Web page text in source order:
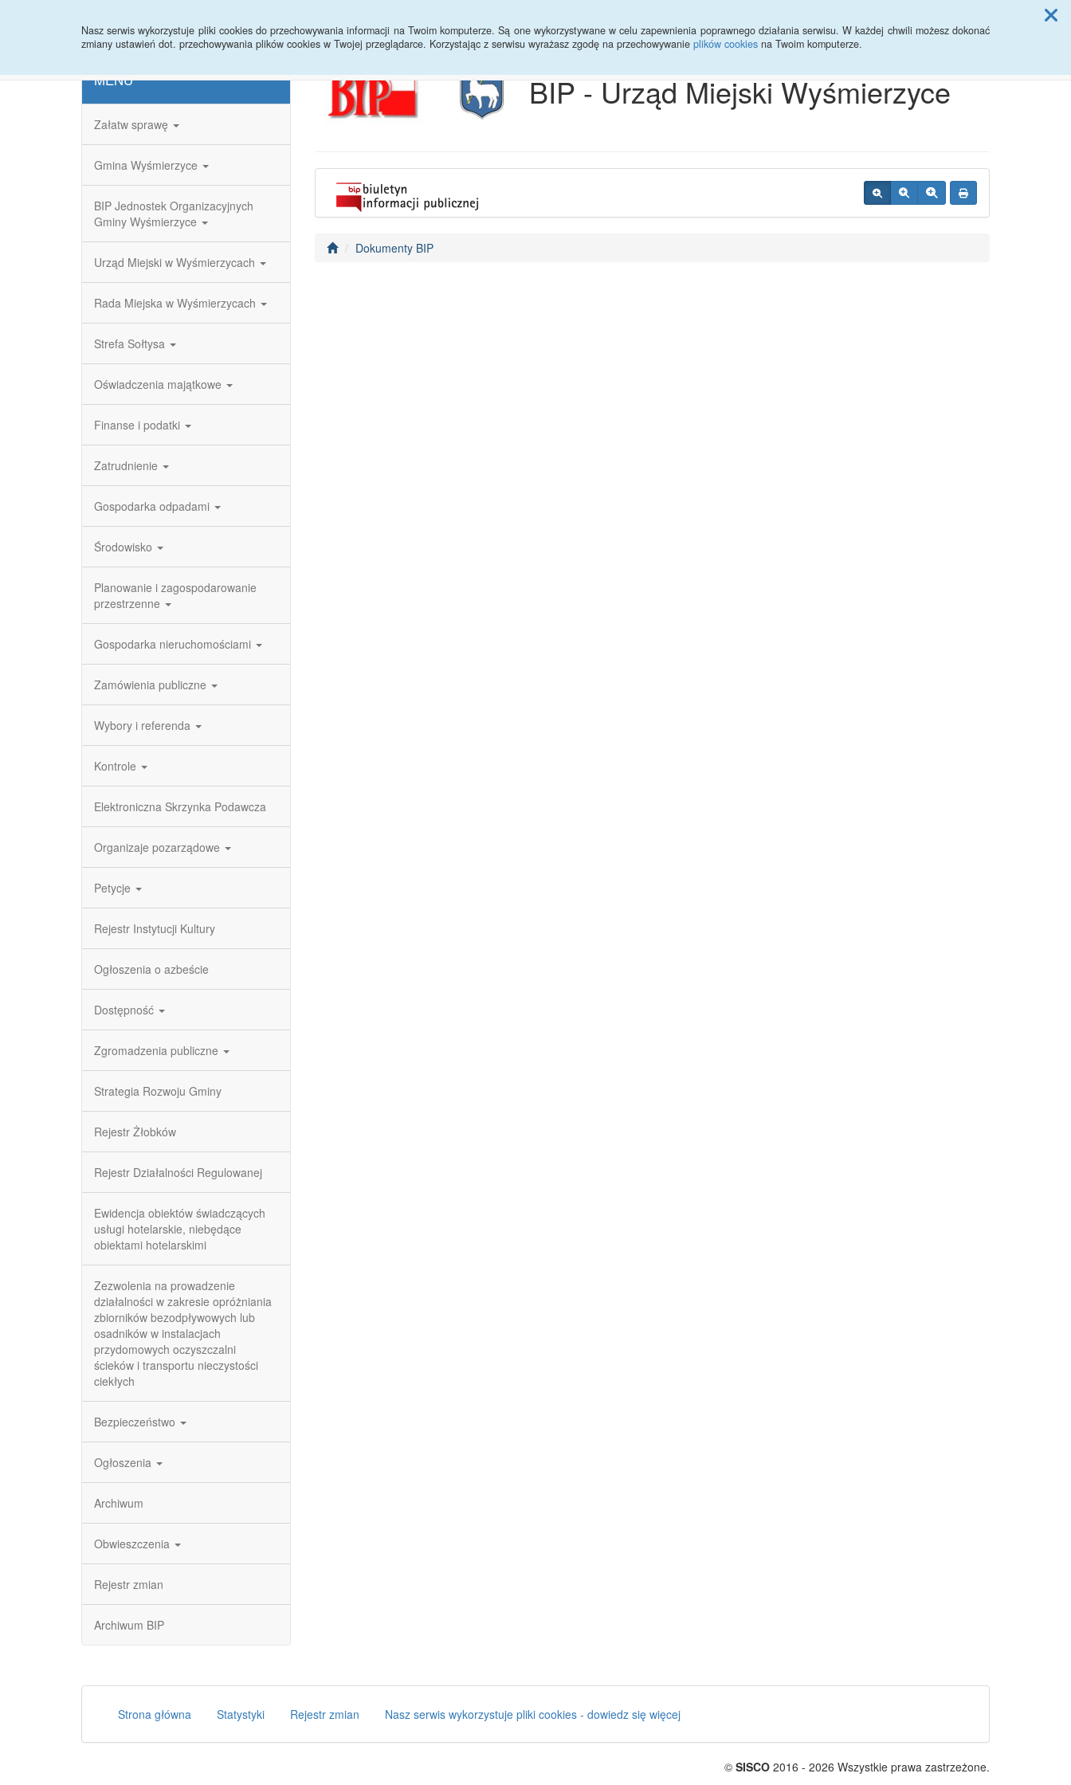
Nasz serwis wykorzystuje pliki cookies do przechowywania informacji na Twoim komputerze. Są one wykorzystywane w celu zapewnienia poprawnego działania serwisu. W każdej chwili możesz dokonać
zmiany ustawień dot. przechowywania plików cookies w Twojej przeglądarce. Korzystając z serwisu wyrażasz zgodę na przechowywanie plików cookies na Twoim komputerze.
Przycisk wyszukaj duży
MENU
Załatw sprawę
Gmina Wyśmierzyce
BIP Jednostek Organizacyjnych
Gminy Wyśmierzyce
Urząd Miejski w Wyśmierzycach
Rada Miejska w Wyśmierzycach
Strefa Sołtysa
Oświadczenia majątkowe
Finanse i podatki
Zatrudnienie
Gospodarka odpadami
Środowisko
Planowanie i zagospodarowanie
przestrzenne
Gospodarka nieruchomościami
Zamówienia publiczne
Wybory i referenda
Kontrole
Elektroniczna Skrzynka Podawcza
Organizaje pozarządowe
Petycje
Rejestr Instytucji Kultury
Ogłoszenia o azbeście
Dostępność
Zgromadzenia publiczne
Strategia Rozwoju Gminy
Rejestr Żłobków
Rejestr Działalności Regulowanej
Ewidencja obiektów świadczących
usługi hotelarskie, niebędące
obiektami hotelarskimi
Zezwolenia na prowadzenie
działalności w zakresie opróżniania
zbiorników bezodpływowych lub
osadników w instalacjach
przydomowych oczyszczalni
ścieków i transportu nieczystości
ciekłych
Bezpieczeństwo
Ogłoszenia
Archiwum
Obwieszczenia
Rejestr zmian
Archiwum BIP
BIP - Urząd Miejski Wyśmierzyce
Dokumenty BIP
Strona główna Statystyki Rejestr zmian Nasz serwis wykorzystuje pliki cookies - dowiedz się więcej
© SISCO 2016 - 2026 Wszystkie prawa zastrzeżone.